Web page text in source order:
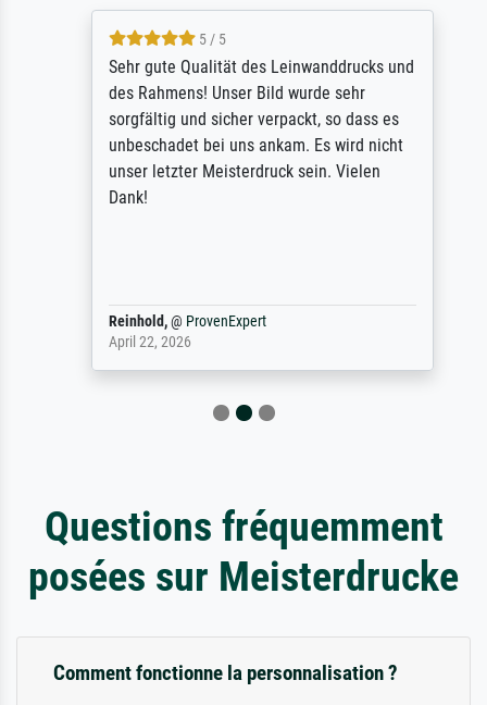
5 / 5
Sehr gute Qualität des Leinwanddrucks und
des Rahmens! Unser Bild wurde sehr
sorgfältig und sicher verpackt, so dass es
unbeschadet bei uns ankam. Es wird nicht
unser letzter Meisterdruck sein. Vielen
Dank!
Reinhold,@ProvenExpert
April 22, 2026
Questions fréquemment
posées sur Meisterdrucke
Comment fonctionne la personnalisation ?